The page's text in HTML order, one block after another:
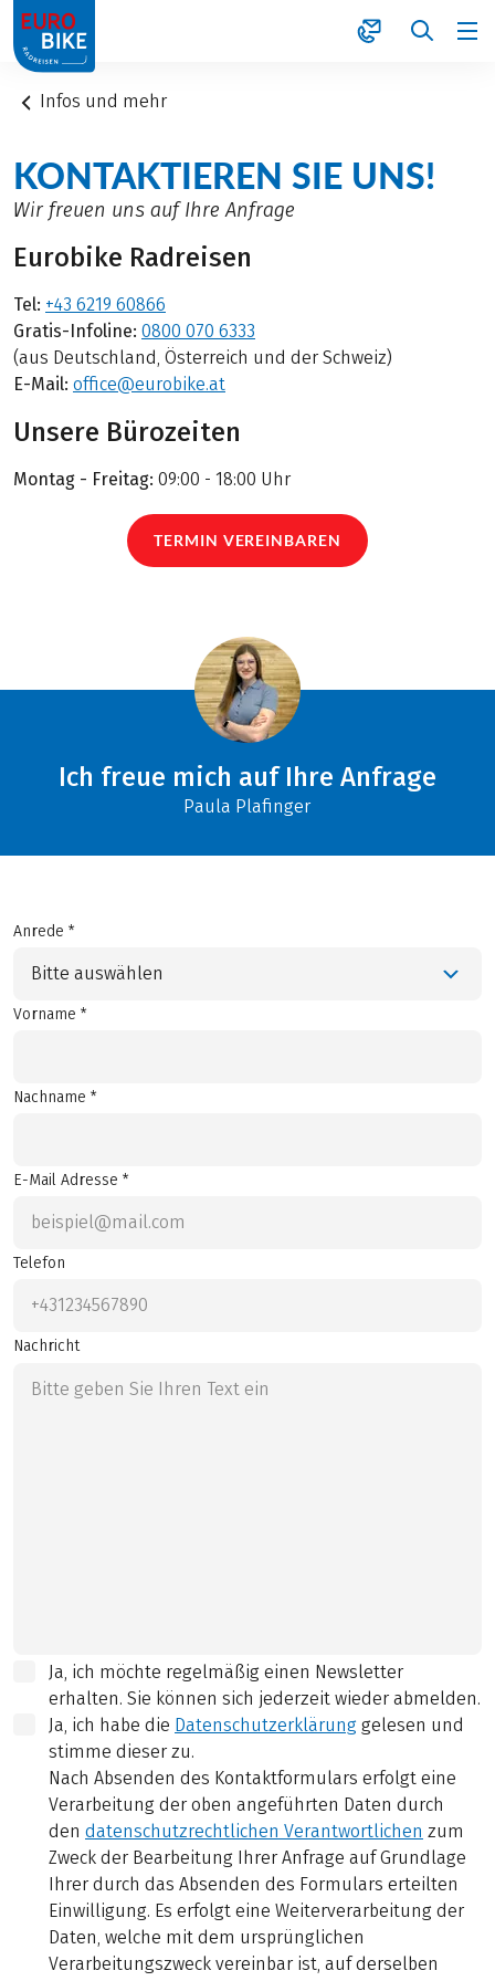
1
Infos und mehr
KONTAKTIEREN SIE UNS!
Wir freuen uns auf Ihre Anfrage
Eurobike Radreisen
Tel: +43 6219 60866
Gratis-Infoline: 0800 070 6333
(aus Deutschland, Österreich und der Schweiz)
E-Mail: office@eurobike.at
Unsere Bürozeiten
Montag - Freitag: 09:00 - 18:00 Uhr
TERMIN VEREINBAREN
Ich freue mich auf Ihre Anfrage
Paula Plafinger
Anrede *
Bitte auswählen
Vorname *
Nachname *
E-Mail Adresse *
Telefon
Nachricht
Ja, ich möchte regelmäßig einen Newsletter
erhalten. Sie können sich jederzeit wieder abmelden.
Ja, ich habe die Datenschutzerklärung gelesen und
stimme dieser zu.
Nach Absenden des Kontaktformulars erfolgt eine
Verarbeitung der oben angeführten Daten durch
den datenschutzrechtlichen Verantwortlichen zum
Zweck der Bearbeitung Ihrer Anfrage auf Grundlage
Ihrer durch das Absenden des Formulars erteilten
Einwilligung. Es erfolgt eine Weiterverarbeitung der
Daten, welche mit dem ursprünglichen
Verarbeitungszweck vereinbar ist, auf derselben